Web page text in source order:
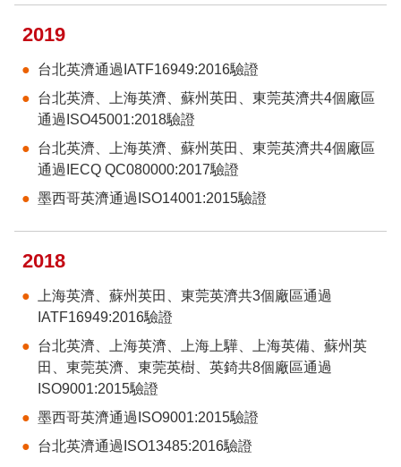
2019
台北英濟通過IATF16949:2016驗證
台北英濟、上海英濟、蘇州英田、東莞英濟共4個廠區
通過ISO45001:2018驗證
台北英濟、上海英濟、蘇州英田、東莞英濟共4個廠區
通過IECQ QC080000:2017驗證
墨西哥英濟通過ISO14001:2015驗證
2018
上海英濟、蘇州英田、東莞英濟共3個廠區通過
IATF16949:2016驗證
台北英濟、上海英濟、上海上驊、上海英備、蘇州英
田、東莞英濟、東莞英樹、英錡共8個廠區通過
ISO9001:2015驗證
墨西哥英濟通過ISO9001:2015驗證
台北英濟通過ISO13485:2016驗證